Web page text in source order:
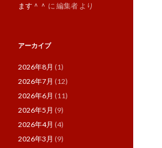
ます＾＾ に 編集者 より
アーカイブ
2026年8月 (1)
2026年7月 (12)
2026年6月 (11)
2026年5月 (9)
2026年4月 (4)
2026年3月 (9)